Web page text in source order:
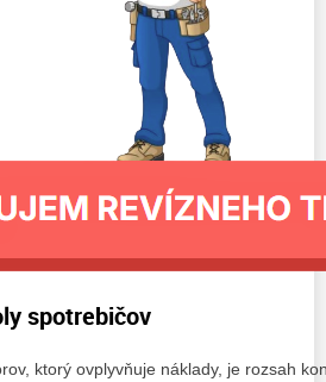
spotrebičov
ktorý ovplyvňuje náklady, je rozsah